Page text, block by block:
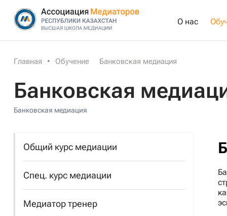
О нас
Главная • Обучение Банковская медиация
Банковская
Банковская медиация
Общий курс медиации
Спец. курс медиации
Медиатор тренер